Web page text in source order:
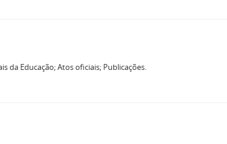
da Educação; Atos oficiais; Publicações.